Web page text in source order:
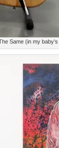
Same (in my